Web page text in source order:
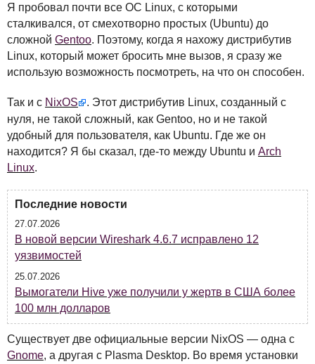
Я пробовал почти все ОС Linux, с которыми
сталкивался, от смехотворно простых (Ubuntu) до
сложной Gentoo. Поэтому, когда я нахожу дистрибутив
Linux, который может бросить мне вызов, я сразу же
использую возможность посмотреть, на что он способен.
Так и с NixOS
. Этот дистрибутив Linux, созданный с
нуля, не такой сложный, как Gentoo, но и не такой
удобный для пользователя, как Ubuntu. Где же он
находится? Я бы сказал, где-то между Ubuntu и Arch
Linux.
Последние новости
27.07.2026
В новой версии Wireshark 4.6.7 исправлено 12
уязвимостей
25.07.2026
Вымогатели Hive уже получили у жертв в США более
100 млн долларов
Существует две официальные версии NixOS — одна с
Gnome, а другая с Plasma Desktop. Во время установки